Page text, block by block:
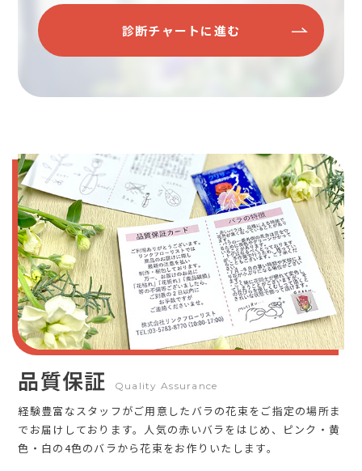
診断チャートに進む
品質保証 Quality Assurance
経験豊富なスタッフがご用意したバラの花束をご指定の場所ま
でお届けしております。人気の赤いバラをはじめ、ピンク・黄
色・白の4色のバラから花束をお作りいたします。